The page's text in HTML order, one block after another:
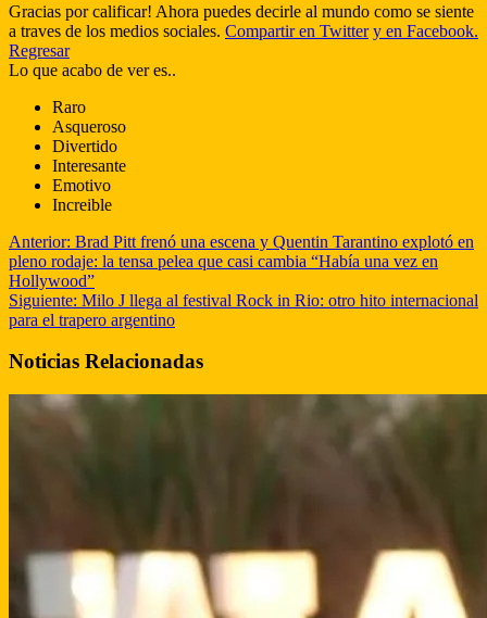
Gracias por calificar! Ahora puedes decirle al mundo como se siente
a traves de los medios sociales. Compartir en Twitter y en Facebook.
Regresar
Lo que acabo de ver es..
Raro
Asqueroso
Divertido
Interesante
Emotivo
Increible
Anterior: Brad Pitt frenó una escena y Quentin Tarantino explotó en
pleno rodaje: la tensa pelea que casi cambia “Había una vez en
Hollywood”
Siguiente: Milo J llega al festival Rock in Rio: otro hito internacional
para el trapero argentino
Noticias Relacionadas